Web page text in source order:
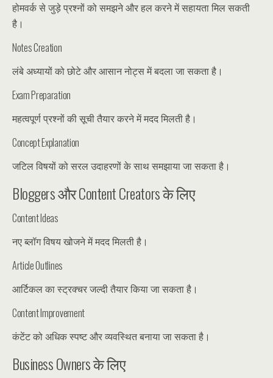
होमवर्क से जुड़े प्रश्नों को समझने और हल करने में सहायता मिल सकती
है।
Notes Creation
लंबे अध्यायों को छोटे और आसान नोट्स में बदला जा सकता है।
Exam Preparation
महत्वपूर्ण प्रश्नों की सूची तैयार करने में मदद मिलती है।
Concept Explanation
जटिल विषयों को सरल उदाहरणों के साथ समझाया जा सकता है।
Bloggers और Content Creators के लिए
Content Ideas
नए ब्लॉग विषय खोजने में मदद मिलती है।
Article Outlines
आर्टिकल का स्ट्रक्चर जल्दी तैयार किया जा सकता है।
Content Improvement
कंटेंट को अधिक स्पष्ट और व्यवस्थित बनाया जा सकता है।
Business Owners के लिए